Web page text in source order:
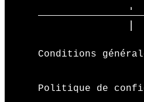
Conditions
Politique de